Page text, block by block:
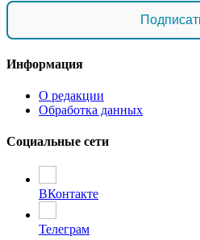
Информация
О редакции
Обработка данных
Социальные сети
ВКонтакте
Телеграм